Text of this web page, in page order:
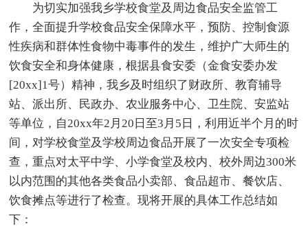
为切实加强我乡学校食堂及周边食品安全监管工
作，全面提升学校食品安全保障水平，预防、控制食源
性疾病和群体性食物中毒事件的发生，维护广大师生的
饮食安全和身体健康，根据县食安委（金食安委办发
[20xx]1号）精神，我乡及时组织了财政所、教育辅导
站、派出所、民政办、农业服务中心、卫生院、安监站
等单位，自20xx年2月20日至3月5日，利用近半个月的时
间，对学校食堂及学校周边食品开展了一次安全专项检
查，重点对太平中学、小学食堂及校内、校外周边300米
以内范围的其他各类食品小卖部、食品超市、餐饮店、
饮食摊点等进行了检查。现将开展的具体工作总结如
下：